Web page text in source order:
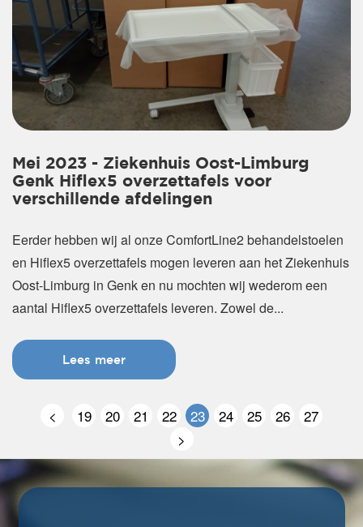
Mei 2023 - Ziekenhuis Oost-Limburg
Genk Hiflex5 overzettafels voor
verschillende afdelingen
Eerder hebben wij al onze ComfortLine2 behandelstoelen
en Hiflex5 overzettafels mogen leveren aan het Ziekenhuis
Oost-Limburg in Genk en nu mochten wij wederom een
aantal Hiflex5 overzettafels leveren. Zowel de...
Lees meer
< 19 20 21 22 23 24 25 26
27
>